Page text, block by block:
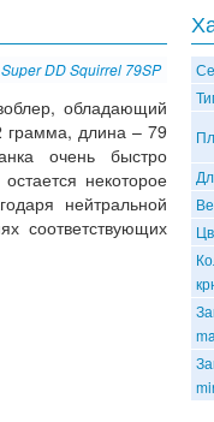
DD Squirrel 79SP
обладающий
грамма, длина – 79
очень быстро
некоторое
нейтральной
соответствующих